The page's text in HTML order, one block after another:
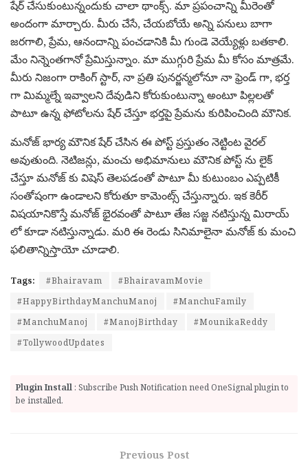
షేర్ చేసుకుంటున్నందుకు చాలా థాంక్స్. మా ప్రపంచాన్ని మీరెంతో
అందంగా మార్చారు. మీరు చేసే, చేయ‌బోయే అన్ని ప‌నులు బాగా
జ‌ర‌గాలి, ప్రేమ‌, ఆనందాన్ని పంచ‌డానికి మీ గుండె వెయ్యేళ్లు బ‌తకాలి.
మేం నిన్నెంతగానో ప్రేమిస్తున్నాం. మా ముగ్గురి ప్రేమ మీ కోసం మాత్ర‌మే.
మీరు నిజంగా రాకింగ్ స్టార్, నా ప్ర‌తి పున‌ర్జ‌న్మ‌లోనూ నా ఫ్రెండ్ గా, భ‌ర్త
గా మిమ్మ‌ల్నే ఇవ్వాల‌ని దేవుడిని కోరుకుంటున్నా అంటూ పిల్ల‌ల‌తో
పాటూ ఉన్న ఫోటోల‌ను షేర్ చేస్తూ భ‌ర్త‌పై ప్రేమ‌ను కురిపించింది మౌనిక‌.
మ‌నోజ్ భార్య మౌనిక షేర్ చేసిన ఈ పోస్ట్ ప్ర‌స్తుతం నెట్టింట వైర‌ల్
అవుతుంది. నెటిజ‌న్లు, మంచు అభిమానులు మౌనిక పోస్ట్ ను లైక్
చేస్తూ మ‌నోజ్ కు విషెస్ తెల‌ప‌డంతో పాటూ మీ కుటుంబం ఎప్ప‌టికీ
సంతోషంగా ఉండాల‌ని కోరుతూ కామెంట్స్ చేస్తున్నారు. ఇక కెరీర్
విష‌యానికొస్తే మ‌నోజ్ భైర‌వంతో పాటూ తేజ స‌జ్జ న‌టిస్తున్న మిరాయ్
లో కూడా న‌టిస్తున్నాడు. మ‌రి ఈ రెండు సినిమాలైనా మ‌నోజ్ కు మంచి
ఫ‌లితాన్నిస్తాయో చూడాలి.
Tags: #Bhairavam
#BhairavamMovie
#HappyBirthdayManchuManoj
#ManchuFamily
#ManchuManoj
#ManojBirthday
#MounikaReddy
#TollywoodUpdates
Plugin Install : Subscribe Push Notification need OneSignal plugin to
be installed.
Previous Post